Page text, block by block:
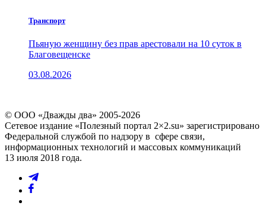
Транспорт
Пьяную женщину без прав арестовали на 10 суток в
Благовещенске
03.08.2026
© ООО «Дважды два» 2005-2026
Сетевое издание «Полезный портал 2×2.su» зарегистрировано
Федеральной службой по надзору в сфере связи,
информационных технологий и массовых коммуникаций
13 июля 2018 года.